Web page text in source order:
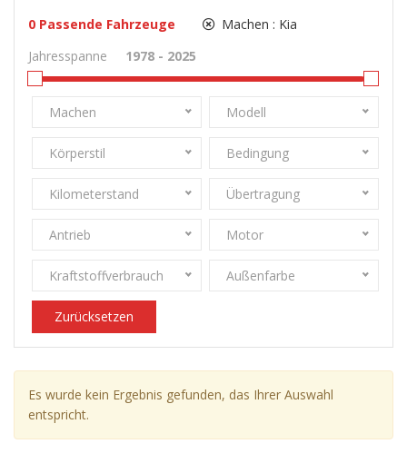
0 Passende Fahrzeuge Machen : Kia
Jahresspanne
Machen Modell
Körperstil Bedingung
Kilometerstand Übertragung
Antrieb Motor
Kraftstoffverbrauch Außenfarbe
Zurücksetzen
Es wurde kein Ergebnis gefunden, das Ihrer Auswahl
entspricht.